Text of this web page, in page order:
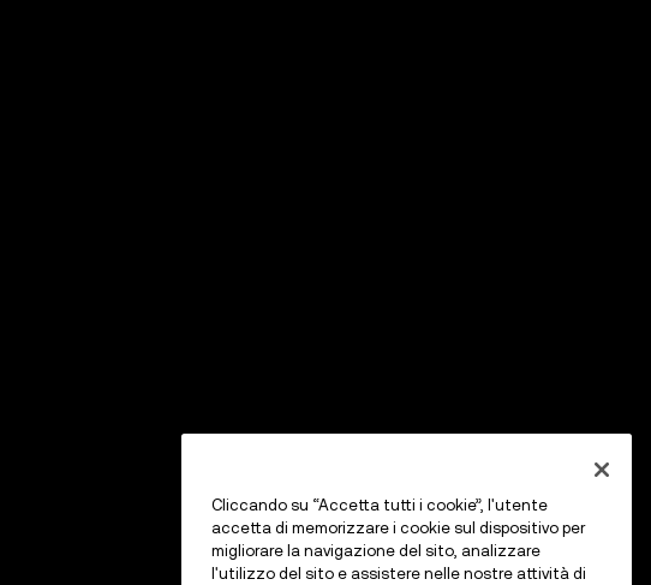
Cliccando su “Accetta tutti i cookie”, l'utente
accetta di memorizzare i cookie sul dispositivo per
migliorare la navigazione del sito, analizzare
l'utilizzo del sito e assistere nelle nostre attività di